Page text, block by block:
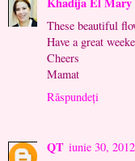
These beautiful
Have a great
Cheers
Mamat
Răspundeți
QT iunie 30, 2012